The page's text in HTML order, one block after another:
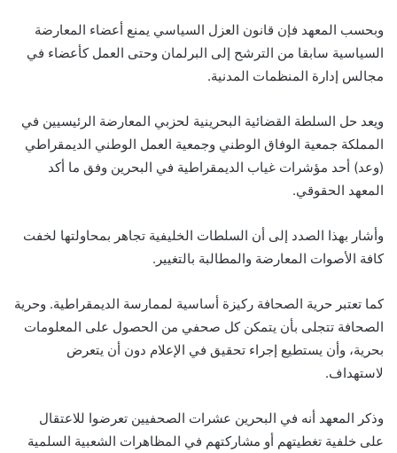
وبحسب المعهد فإن قانون العزل السياسي يمنع أعضاء المعارضة
السياسية سابقا من الترشح إلى البرلمان وحتى العمل كأعضاء في
مجالس إدارة المنظمات المدنية.
ويعد حل السلطة القضائية البحرينية لحزبي المعارضة الرئيسيين في
المملكة جمعية الوفاق الوطني وجمعية العمل الوطني الديمقراطي
(وعد) أحد مؤشرات غياب الديمقراطية في البحرين وفق ما أكد
المعهد الحقوقي.
وأشار بهذا الصدد إلى أن السلطات الخليفية تجاهر بمحاولتها لخفت
كافة الأصوات المعارضة والمطالبة بالتغيير.
كما تعتبر حرية الصحافة ركيزة أساسية لممارسة الديمقراطية. وحرية
الصحافة تتجلى بأن يتمكن كل صحفي من الحصول على المعلومات
بحرية، وأن يستطيع إجراء تحقيق في الإعلام دون أن يتعرض
لاستهداف.
وذكر المعهد أنه في البحرين عشرات الصحفيين تعرضوا للاعتقال
على خلفية تغطيتهم أو مشاركتهم في المظاهرات الشعبية السلمية